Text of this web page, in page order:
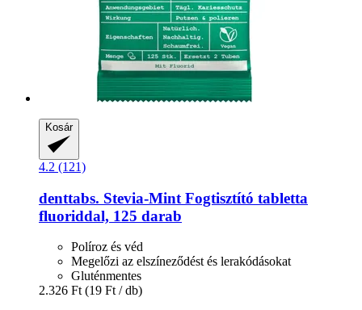
Kosár
4.2 (121)
denttabs. Stevia-​Mint Fogtisztító tabletta
fluoriddal, 125 darab
Políroz és véd
Megelőzi az elszíneződést és lerakódásokat
Gluténmentes
2.326 Ft (19 Ft / db)